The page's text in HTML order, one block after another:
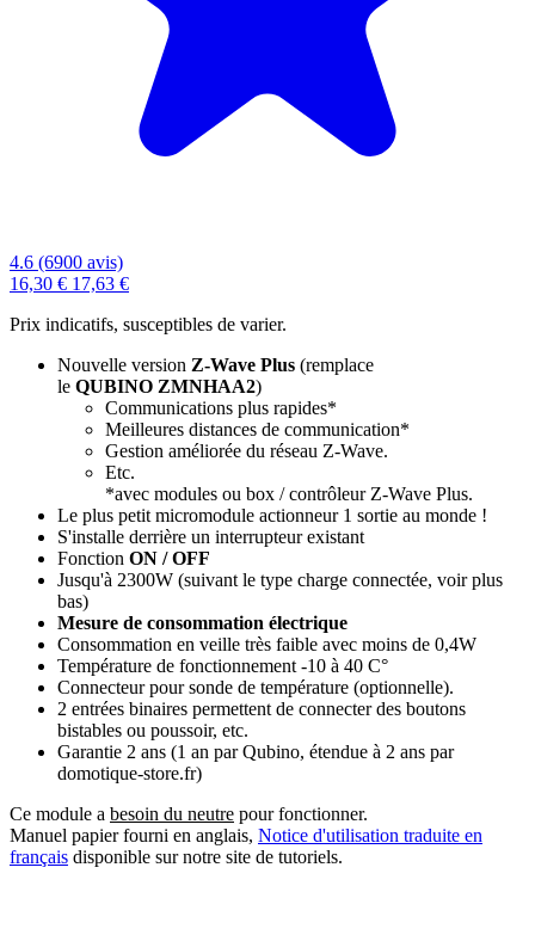
4.6 (6900 avis)
16,30 € 17,63 €
Prix indicatifs, susceptibles de varier.
Nouvelle version Z-Wave Plus (remplace
le QUBINO ZMNHAA2)
Communications plus rapides*
Meilleures distances de communication*
Gestion améliorée du réseau Z-Wave.
Etc.
*avec modules ou box / contrôleur Z-Wave Plus.
Le plus petit micromodule actionneur 1 sortie au monde !
S'installe derrière un interrupteur existant
Fonction ON / OFF
Jusqu'à 2300W (suivant le type charge connectée, voir plus
bas)
Mesure de consommation électrique
Consommation en veille très faible avec moins de 0,4W
Température de fonctionnement -10 à 40 C°
Connecteur pour sonde de température (optionnelle).
2 entrées binaires permettent de connecter des boutons
bistables ou poussoir, etc.
Garantie 2 ans (1 an par Qubino, étendue à 2 ans par
domotique-store.fr)
Ce module a besoin du neutre pour fonctionner.
Manuel papier fourni en anglais, Notice d'utilisation traduite en
français disponible sur notre site de tutoriels.